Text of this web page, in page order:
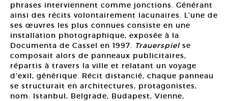
phrases interviennent comme jonctions. Générant
ainsi des récits volontairement lacunaires. L’une de
ses œuvres les plus connues consiste en une
installation photographique, exposée à la
Documenta de Cassel en 1997. Trauerspielse
composait alors de panneaux publicitaires,
répartis à travers la ville et relatant un voyage
d’exil, générique. Récit distancié, chaque panneau
se structurait en architectures, protagonistes,
nom. Istanbul, Belgrade, Budapest, Vienne,